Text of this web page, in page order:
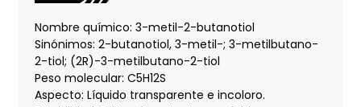
Nombre químico: 3-metil-2-butanotiol
Sinónimos: 2-butanotiol, 3-metil-; 3-metilbutano-
2-tiol; (2R)-3-metilbutano-2-tiol
Peso molecular: C5H12S
Aspecto: Líquido transparente e incoloro.